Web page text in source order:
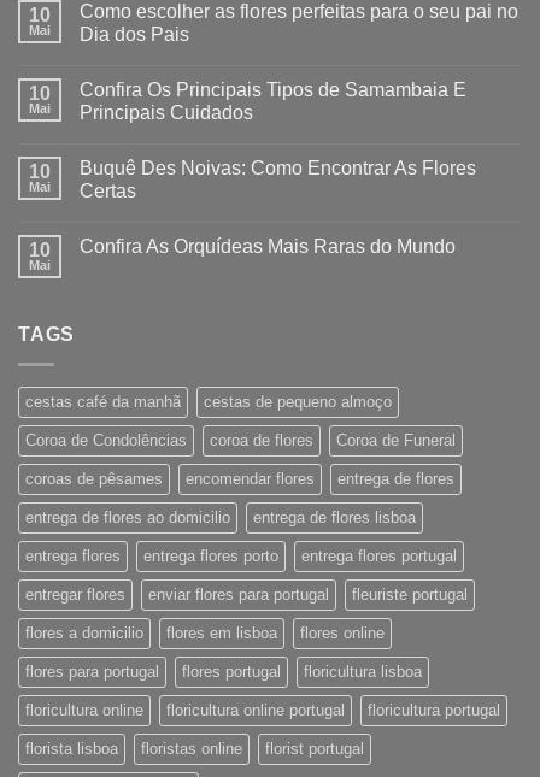
10
Mai
Como escolher as flores perfeitas para o seu pai no
Dia dos Pais
10
Mai
Confira Os Principais Tipos de Samambaia E
Principais Cuidados
10
Mai
Buquê Des Noivas: Como Encontrar As Flores
Certas
10
Mai
Confira As Orquídeas Mais Raras do Mundo
TAGS
cestas café da manhã cestas de pequeno almoço
Coroa de Condolências coroa de flores Coroa de Funeral
coroas de pêsames encomendar flores entrega de flores
entrega de flores ao domicilio entrega de flores lisboa
entrega flores entrega flores porto entrega flores portugal
entregar flores enviar flores para portugal fleuriste portugal
flores a domicilio flores em lisboa flores online
flores para portugal flores portugal floricultura lisboa
floricultura online floricultura online portugal floricultura portugal
florista lisboa floristas online florist portugal